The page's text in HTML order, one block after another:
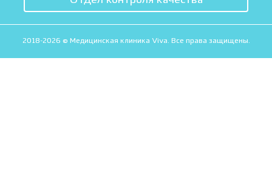
2018-2026 © Медицинская клиника Viva. Все права защищены.